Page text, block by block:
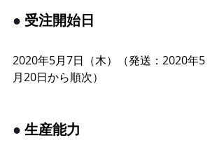
● 受注開始日
2020年5月7日（木）（発送： 2020年5
月20日から順次）
● 生産能力